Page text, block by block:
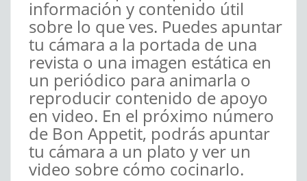
información y contenido útil
sobre lo que ves. Puedes apuntar
tu cámara a la portada de una
revista o una imagen estática en
un periódico para animarla o
reproducir contenido de apoyo
en video. En el próximo número
de Bon Appetit, podrás apuntar
tu cámara a un plato y ver un
video sobre cómo cocinarlo.